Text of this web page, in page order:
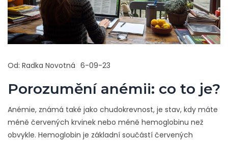
Od: Radka Novotná 6-09-23
Porozumění anémii: co to je?
Anémie, známá také jako chudokrevnost, je stav, kdy máte
méně červených krvinek nebo méně hemoglobinu než
obvykle. Hemoglobin je základní součástí červených